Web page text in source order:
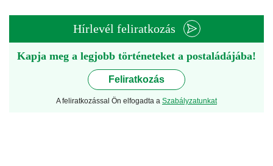
Hírlevél feliratkozás
Kapja meg a legjobb történeteket a postaládájába!
Feliratkozás
A feliratkozással Ön elfogadta a Szabályzatunkat